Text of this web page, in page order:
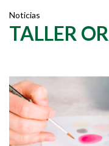
Noticias
TALLER